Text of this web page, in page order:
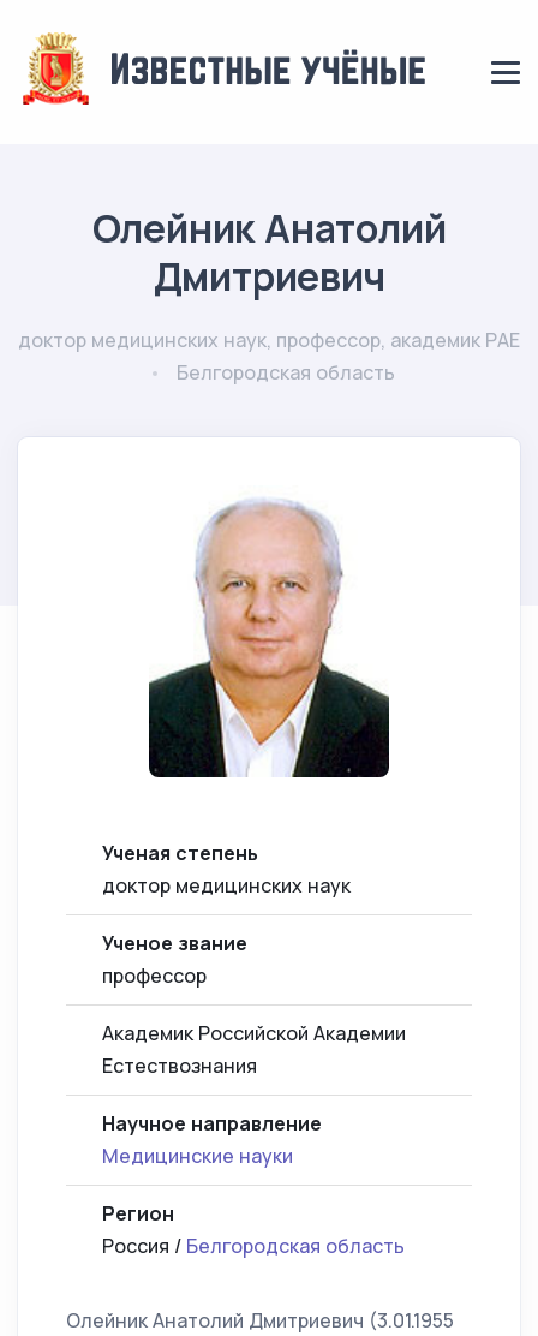
Олейник Анатолий
Дмитриевич
доктор медицинских наук, профессор, академик РАЕ
Белгородская область
Ученая степень
доктор медицинских наук
Ученое звание
профессор
Академик Российской Академии
Естествознания
Научное направление
Медицинские науки
Регион
Россия / Белгородская область
Олейник Анатолий Дмитриевич (3.01.1955